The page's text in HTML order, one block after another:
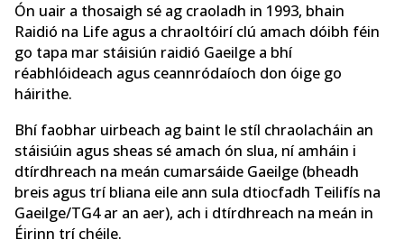
Ón uair a thosaigh sé ag craoladh in 1993, bhain
Raidió na Life agus a chraoltóirí clú amach dóibh féin
go tapa mar stáisiún raidió Gaeilge a bhí
réabhlóideach agus ceannródaíoch don óige go
háirithe.
Bhí faobhar uirbeach ag baint le stíl chraolacháin an
stáisiúin agus sheas sé amach ón slua, ní amháin i
dtírdhreach na meán cumarsáide Gaeilge (bheadh
breis agus trí bliana eile ann sula dtiocfadh Teilifís na
Gaeilge/TG4 ar an aer), ach i dtírdhreach na meán in
Éirinn trí chéile.